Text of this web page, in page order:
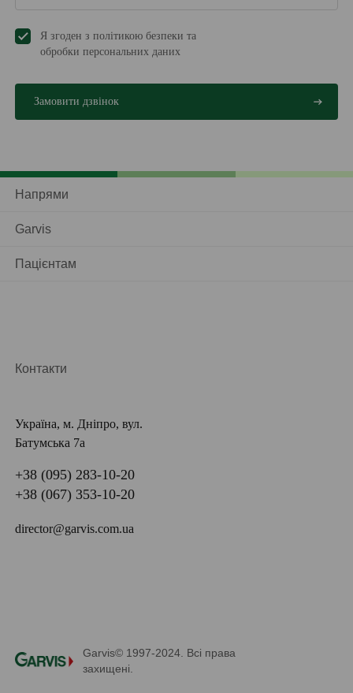
Я згоден з політикою безпеки та
обробки персональних даниx
Напрями
Garvis
Пацієнтам
Контакти
Україна, м. Дніпро, вул.
Батумська 7а
+38 (095) 283-10-20
+38 (067) 353-10-20
director@garvis.com.ua
Garvis© 1997-2024. Всі права
захищені.